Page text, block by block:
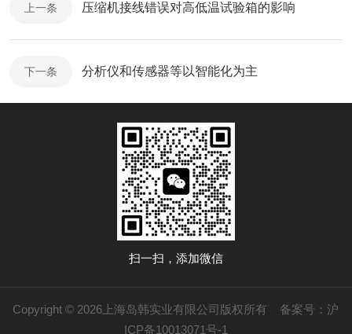
上一条 压缩机接线错误对高低温试验箱的影响
下一条 分析仪和传感器等以智能化为主
扫一扫，添加微信
Copyright © 2026上海岛韩实业有限公司版权所有 备案号：沪
ICP备10013071号-1